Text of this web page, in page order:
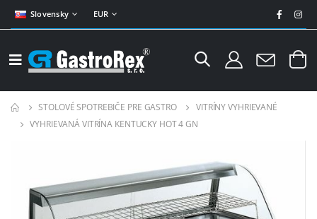
Slovensky EUR
STOLOVÉ SPOTREBIČE PRE GASTRO
VITRÍNY VYHRIEVANÉ
VYHRIEVANÁ VITRÍNA KENTUCKY HOT 4 GN